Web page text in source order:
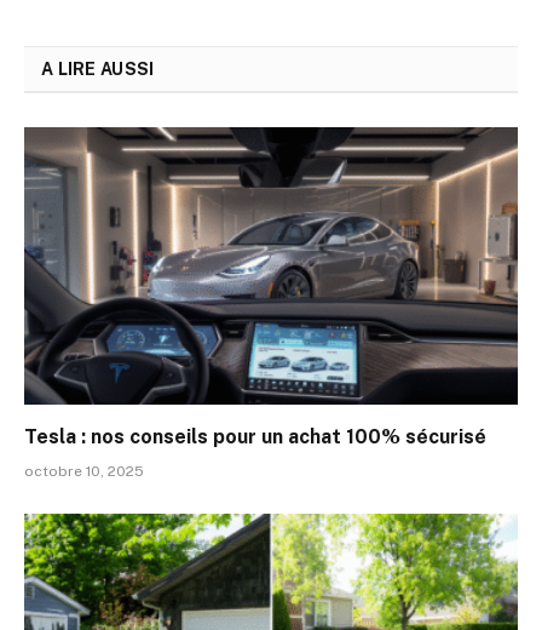
A LIRE AUSSI
Tesla : nos conseils pour un achat 100% sécurisé
octobre 10, 2025